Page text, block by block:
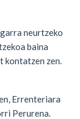
neurtzeko
baina
kontatzen zen.
Errenteriara
Perurena.